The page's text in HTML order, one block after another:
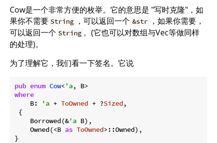
Cow是一个非常方便的枚举。它的意思是 "写时克隆"，如
果你不需要 String ，可以返回一个 &str
，如果你需要，
可以返回一个 String 。(它也可以对数组与Vec等做同样
的处理)。
为了理解它，我们看一下签名。它说
pub enum Cow< 'a
where
    B:
'a + ToOwned + ?Sized,
{
    Borrowed(&
'a B),
    Owned(<B
as ToOwned>::Owned),
}